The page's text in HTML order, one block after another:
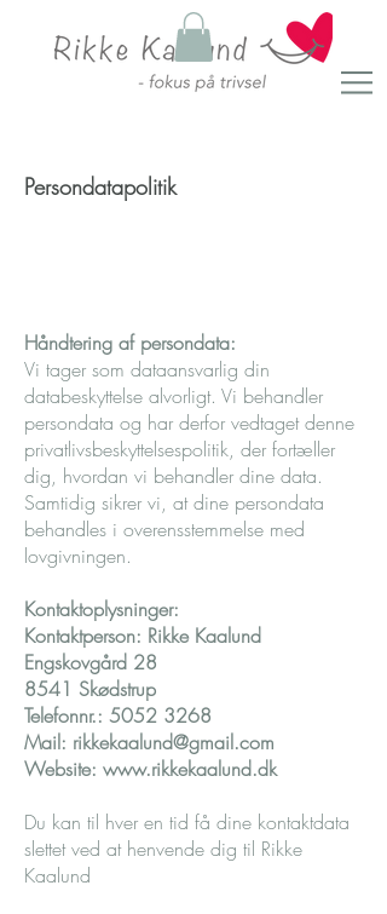
Persondatapolitik
Håndtering af persondata:
Vi tager som dataansvarlig din
databeskyttelse alvorligt. Vi behandler
persondata og har derfor vedtaget denne
privatlivsbeskyttelsespolitik, der fortæller
dig, hvordan vi behandler dine data.
Samtidig sikrer vi, at dine persondata
behandles i overensstemmelse med
lovgivningen.
Kontaktoplysninger:
Kontaktperson: Rikke Kaalund
Engskovgård 28
8541 Skødstrup
Telefonnr.: 5052 3268
Mail: rikkekaalund@gmail.com
Website: www.rikkekaalund.dk
Du kan til hver en tid få dine kontaktdata
slettet ved at henvende dig til Rikke
Kaalund